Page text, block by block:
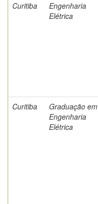
Curitiba
Engenharia
Elétrica
Curitiba
Graduação em
Engenharia
Elétrica